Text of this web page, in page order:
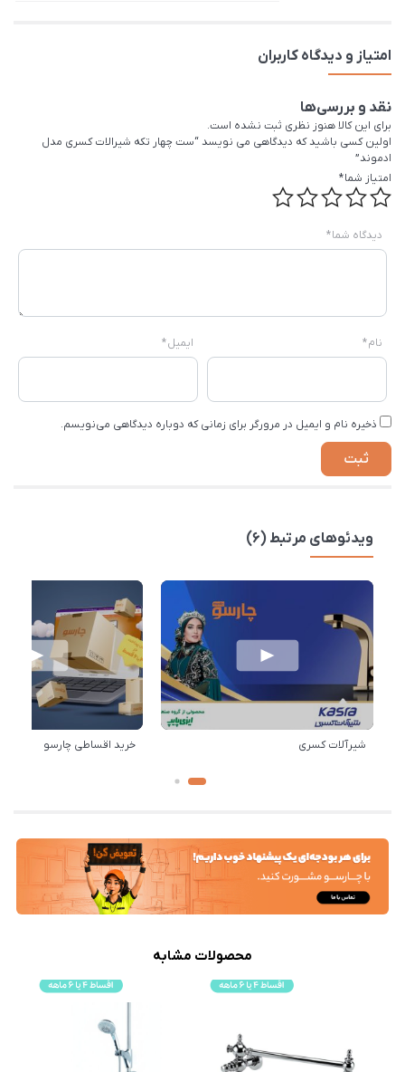
امتیاز و دیدگاه کاربران
نقد و بررسی‌ها
برای این کالا هنوز نظری ثبت نشده است.
اولین کسی باشید که دیدگاهی می نویسد “ست چهار تکه شیرالات کسری مدل
ادموند”
امتیاز شما*
دیدگاه شما*
نام* ایمیل*
ذخیره نام و ایمیل در مرورگر برای زمانی که دوباره دیدگاهی می‌نویسم.
ویدئوهای مرتبط (6)
شیرآلات کسری خرید اقساطی چارسو
محصولات مشابه